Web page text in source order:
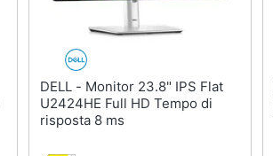
DELL - Monitor 23.8" IPS Flat
U2424HE Full HD Tempo di
risposta 8 ms